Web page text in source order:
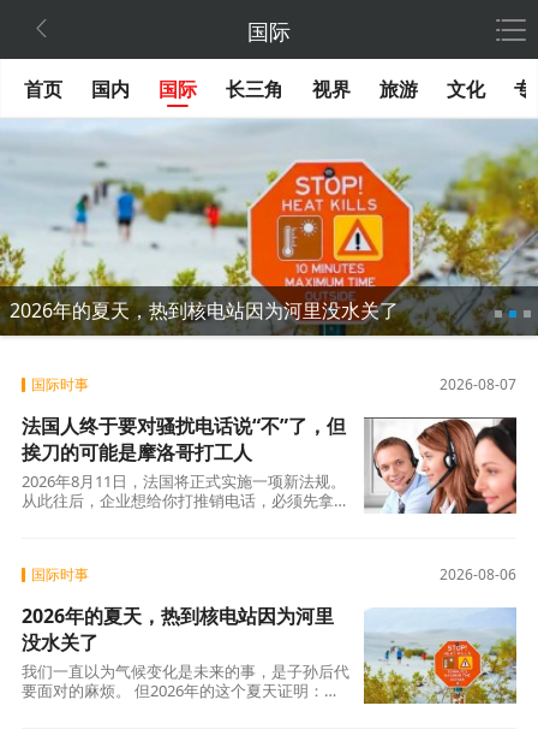
 国际
首页 国内 国际 长三角 视界 旅游 文化 专
2026年的夏天，热到核电站因为河里没水关了
2026-08-07
国际时事
法国人终于要对骚扰电话说“不”了，但
挨刀的可能是摩洛哥打工人
2026年8月11日，法国将正式实施一项新法规。
从此往后，企业想给你打推销电话，必须先拿到
UFC-Que Choisir的调查更扎心：97%的法国人
天都会在手机上接到此类电话。可以说，全法国
几乎找不到一个没被骚扰电话烦过的人。
2026-08-06
国际时事
2026年的夏天，热到核电站因为河里
没水关了
我们一直以为气候变化是未来的事，是子孙后代
要面对的麻烦。 但2026年的这个夏天证明：未